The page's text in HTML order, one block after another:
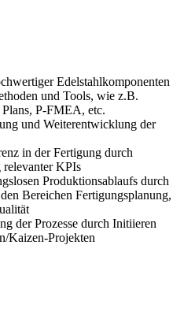
Edelstahlkomponenten
und Tools, wie z.B.
P-FMEA, etc.
und Weiterentwicklung der
in der Fertigung durch
KPIs
Produktionsablaufs durch
Bereichen Fertigungsplanung,
der Prozesse durch Initiieren
Kaizen-Projekten